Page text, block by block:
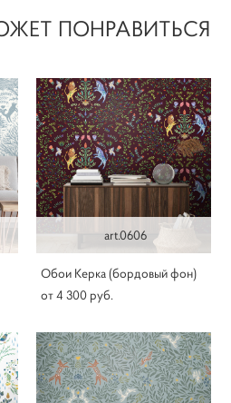
ПОНРАВИТЬСЯ
art.0606
Обои Керка (бордовый фон)
от 4 300 pуб.